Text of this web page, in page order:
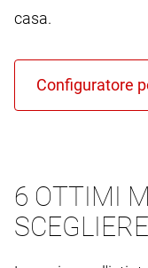
casa.
6 OTTIMI